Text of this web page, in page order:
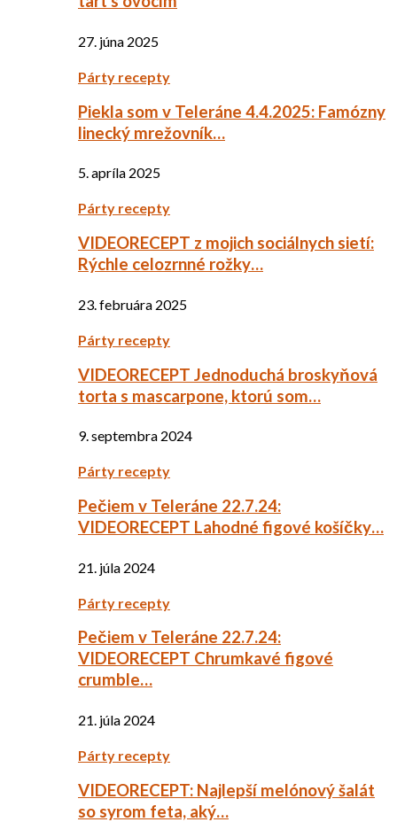
27. júna 2025
Párty recepty
Piekla som v Teleráne 4.4.2025: Famózny
linecký mrežovník…
5. apríla 2025
Párty recepty
VIDEORECEPT z mojich sociálnych sietí:
Rýchle celozrnné rožky…
23. februára 2025
Párty recepty
VIDEORECEPT Jednoduchá broskyňová
torta s mascarpone, ktorú som…
9. septembra 2024
Párty recepty
Pečiem v Teleráne 22.7.24:
VIDEORECEPT Lahodné figové košíčky…
21. júla 2024
Párty recepty
Pečiem v Teleráne 22.7.24:
VIDEORECEPT Chrumkavé figové
crumble…
21. júla 2024
Párty recepty
VIDEORECEPT: Najlepší melónový šalát
so syrom feta, aký…